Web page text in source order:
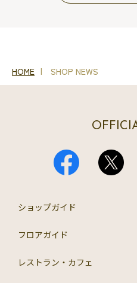
HOME SHOP NEWS
ショップガイド
フロアガイド
レストラン・カフェ